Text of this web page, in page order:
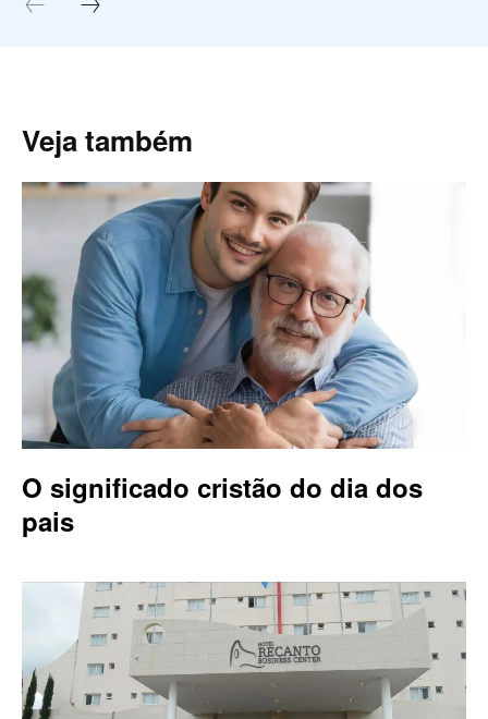
Veja também
O significado cristão do dia dos
pais